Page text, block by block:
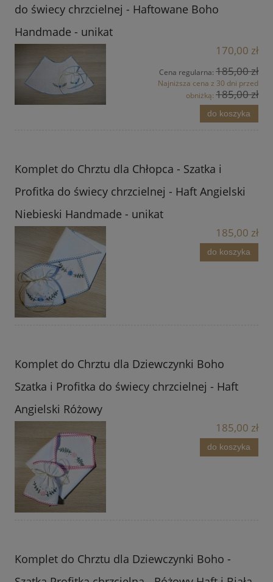
do świecy chrzcielnej - Haftowane Boho
Handmade - unikat
170,00 zł
Cena regularna: 185,00 zł
Najniższa cena z 30 dni przed
obniżką: 185,00 zł
do koszyka
Komplet do Chrztu dla Chłopca - Szatka i
Profitka do świecy chrzcielnej - Haft Angielski
Niebieski Handmade - unikat
185,00 zł
do koszyka
Komplet do Chrztu dla Dziewczynki Boho
Szatka i Profitka do świecy chrzcielnej - Haft
Angielski Różowy
185,00 zł
do koszyka
Komplet do Chrztu dla Dziewczynki Boho -